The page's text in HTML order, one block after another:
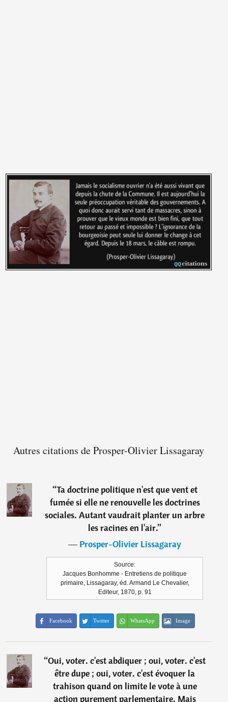
Autres citations de Prosper-Olivier Lissagaray
“Ta doctrine politique n'est que vent et
fumée si elle ne renouvelle les doctrines
sociales. Autant vaudrait planter un arbre
les racines en l'air.”
―Prosper-Olivier Lissagaray
Source:
Jacques Bonhomme - Entretiens de politique
primaire, Lissagaray, éd. Armand Le Chevalier,
Editeur, 1870, p. 91
Facebook Twitter WhatsApp Image
“Oui, voter. c'est abdiquer ; oui, voter. c'est
être dupe ; oui, voter. c'est évoquer la
trahison quand on limite le vote à une
action purement parlementaire. Mais